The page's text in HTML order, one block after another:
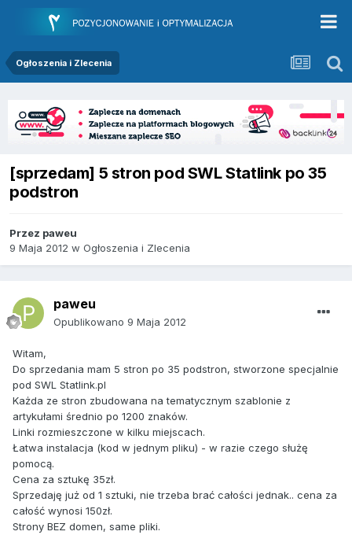
Ogłoszenia i Zlecenia
[sprzedam] 5 stron pod SWL Statlink po 35
podstron
Przez paweu
9 Maja 2012 w Ogłoszenia i Zlecenia
paweu
Opublikowano 9 Maja 2012
Witam,
Do sprzedania mam 5 stron po 35 podstron, stworzone specjalnie
pod SWL Statlink.pl
Każda ze stron zbudowana na tematycznym szablonie z
artykułami średnio po 1200 znaków.
Linki rozmieszczone w kilku miejscach.
Łatwa instalacja (kod w jednym pliku) - w razie czego służę
pomocą.
Cena za sztukę 35zł.
Sprzedaję już od 1 sztuki, nie trzeba brać całości jednak.. cena za
całość wynosi 150zł.
Strony BEZ domen, same pliki.